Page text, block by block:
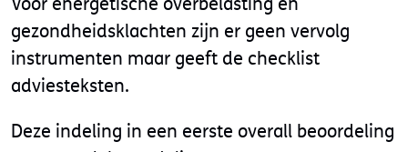
gezondheidsklachten zijn er geen vervolg
instrumenten maar geeft de checklist
adviesteksten.
Deze indeling in een eerste overall beoordeling